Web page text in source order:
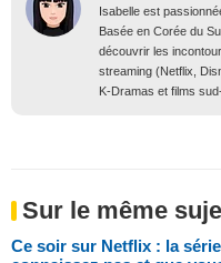
Isabelle est
Basée en Corée du
découvrir les
streaming (Netflix,
K-Dramas et films
Sur le même
Ce soir sur Netflix : la